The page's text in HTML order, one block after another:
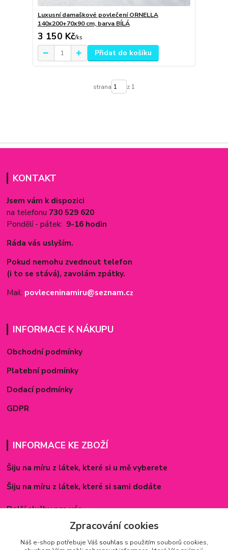
Luxusní damaškové povlečení ORNELLA
140x200+70x90 cm, barva BÍLÁ
3 150 Kč/ks
Přidat do košíku
strana z 1
KONTAKT
Jsem vám k dispozici
na telefonu 730 529 620
Pondělí - pátek: 9-16 hodin
Ráda vás uslyším.
Pokud nemohu zvednout telefon
(i to se stává), zavolám zpátky.
Mail: povleceninamiru@seznam.cz
INFORMACE K NÁKUPU
Obchodní podmínky
Platební podmínky
Dodací podmínky
GDPR
INFORMACE KE ZBOŽÍ
Šiju na míru z látek, které si u mě vyberete
Šiju na míru z látek, které si sami dodáte
Další služby pro vás
Způsoby zapínání povlečení
Rozměry prostěradel
Zpracování cookies
Náš e-shop potřebuje Váš souhlas s použitím souborů cookies,